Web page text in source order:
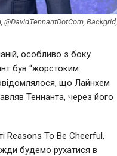
@DavidTennantDotCom, Backgrid,
особливо з боку
був “жорстоким
що Лайнхем
Теннанта, через його
Reasons To Be Cheerful,
будемо рухатися в